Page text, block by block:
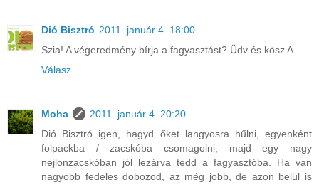
Dió Bisztró 2011. január 4. 18:00
Szia! A végeredmény bírja a fagyasztást? Üdv és kösz A.
Válasz
Moha
2011. január 4. 20:20
Dió Bisztró igen, hagyd őket langyosra hűlni, egyenként
folpackba / zacskóba csomagolni, majd egy nagy
nejlonzacskóban jól lezárva tedd a fagyasztóba. Ha van
nagyobb fedeles dobozod, az még jobb, de azon belül is